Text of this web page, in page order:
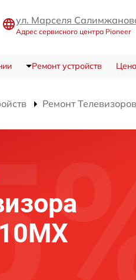
ул. Марселя
Адрес сервисного центра Pioneer
Ремонт устройств
Ремонт Телевизоров